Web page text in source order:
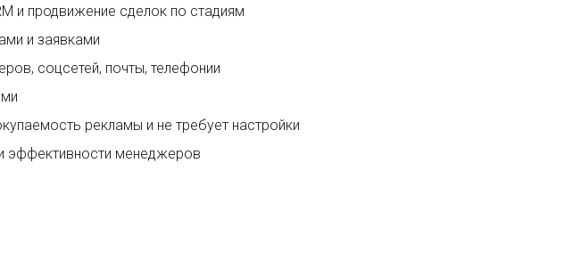
и продвижение сделок по стадиям
и заявками
соцсетей, почты, телефонии
рекламы и не требует настройки
эффективности менеджеров